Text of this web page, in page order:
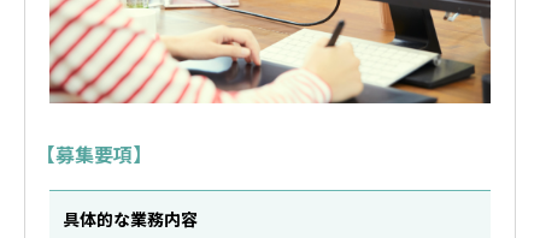
【募集要項】
具体的な業務内容